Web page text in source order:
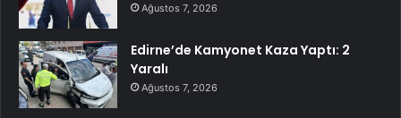
Ağustos 7, 2026
Edirne’de Kamyonet Kaza Yaptı: 2
Yaralı
Ağustos 7, 2026